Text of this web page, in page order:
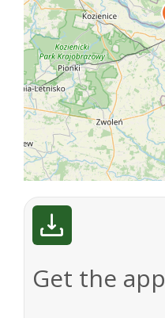
Get the app